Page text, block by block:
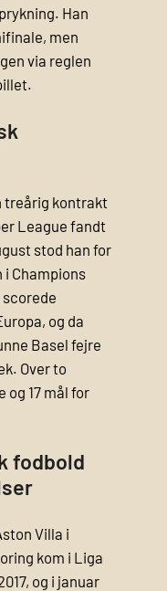
Han
men
via reglen
treårig kontrakt
League fandt
stod han for
i Champions
og da
Basel fejre
Over to
og 17 mål for
fodbold
Villa i
kom i Liga
og i januar